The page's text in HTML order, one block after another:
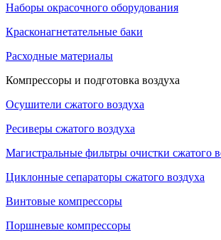
Наборы окрасочного оборудования
Красконагнетательные баки
Расходные материалы
Компрессоры и подготовка воздуха
Осушители сжатого воздуха
Ресиверы сжатого воздуха
Магистральные фильтры очистки сжатого
Циклонные сепараторы сжатого воздуха
Винтовые компрессоры
Поршневые компрессоры